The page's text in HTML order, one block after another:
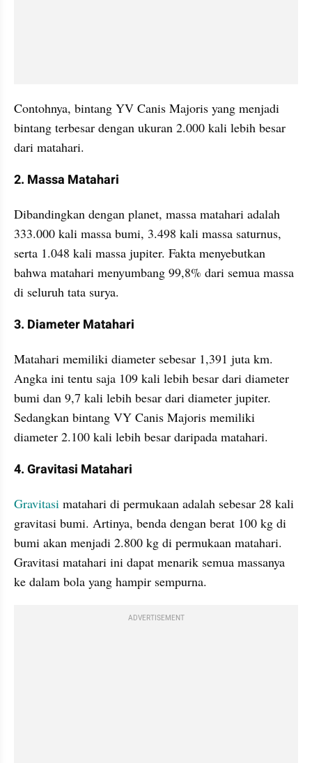
Contohnya, bintang YV Canis Majoris yang menjadi
bintang terbesar dengan ukuran 2.000 kali lebih besar
dari matahari.
2. Massa Matahari
Dibandingkan dengan planet, massa matahari adalah
333.000 kali massa bumi, 3.498 kali massa saturnus,
serta 1.048 kali massa jupiter. Fakta menyebutkan
bahwa matahari menyumbang 99,8% dari semua massa
di seluruh tata surya.
3. Diameter Matahari
Matahari memiliki diameter sebesar 1,391 juta km.
Angka ini tentu saja 109 kali lebih besar dari diameter
bumi dan 9,7 kali lebih besar dari diameter jupiter.
Sedangkan bintang VY Canis Majoris memiliki
diameter 2.100 kali lebih besar daripada matahari.
4. Gravitasi Matahari
Gravitasi matahari di permukaan adalah sebesar 28 kali
gravitasi bumi. Artinya, benda dengan berat 100 kg di
bumi akan menjadi 2.800 kg di permukaan matahari.
Gravitasi matahari ini dapat menarik semua massanya
ke dalam bola yang hampir sempurna.
ADVERTISEMENT